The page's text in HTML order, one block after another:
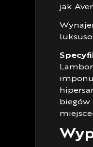
jak
biegów